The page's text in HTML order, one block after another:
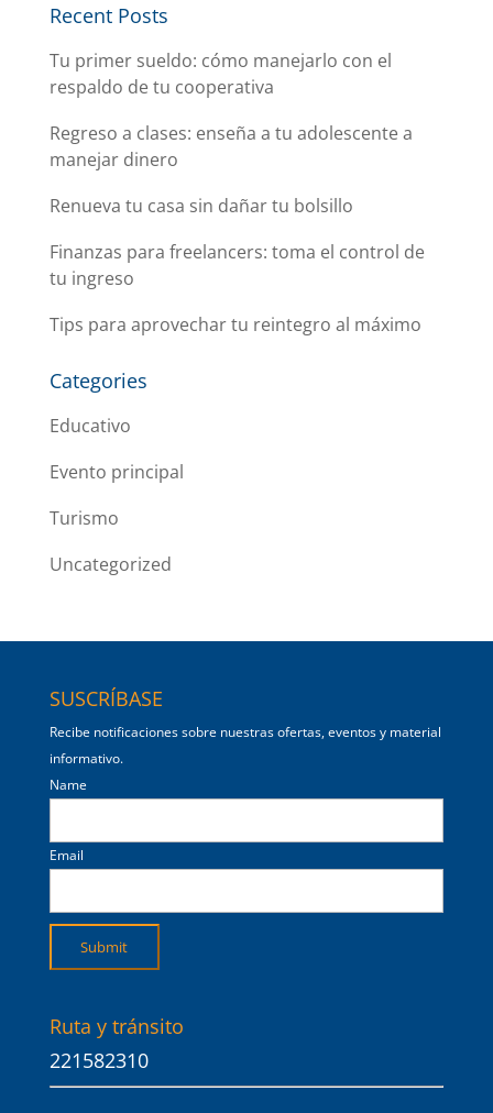
Recent Posts
Tu primer sueldo: cómo manejarlo con el
respaldo de tu cooperativa
Regreso a clases: enseña a tu adolescente a
manejar dinero
Renueva tu casa sin dañar tu bolsillo
Finanzas para freelancers: toma el control de
tu ingreso
Tips para aprovechar tu reintegro al máximo
Categories
Educativo
Evento principal
Turismo
Uncategorized
SUSCRÍBASE
Recibe notificaciones sobre nuestras ofertas, eventos y material
informativo.
Name
Email
Ruta y tránsito
221582310